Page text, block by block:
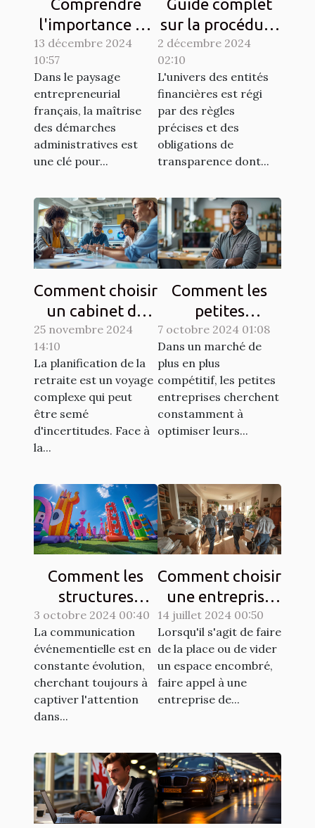
Comprendre
l'importance de
l'extrait RNE
entreprises
françaises
13 décembre 2024
10:57
Dans le paysage
entrepreneurial
français, la maîtrise
des démarches
administratives est
une clé pour...
Guide complet
sur la procédure
d'obtention d'un
numéro LEI pour
entités
financières
2 décembre 2024
02:10
L'univers des entités
financières est régi
par des règles
précises et des
obligations de
transparence dont...
Comment choisir
un cabinet de
conseil en
retraite adapté à
vos besoins
25 novembre 2024
14:10
La planification de la
retraite est un voyage
complexe qui peut
être semé
d'incertitudes. Face à
la...
Comment les
petites
entreprises
peuvent tripler
leurs prospects
grâce à
l'automatisation
7 octobre 2024 01:08
Dans un marché de
plus en plus
compétitif, les petites
entreprises cherchent
constamment à
optimiser leurs...
Comment les
structures
gonflables
révolutionnent
la
communication
événementielle
3 octobre 2024 00:40
La communication
événementielle est en
constante évolution,
cherchant toujours à
captiver l'attention
dans...
Comment choisir
une entreprise
de débarras pour
différents
besoins
14 juillet 2024 00:50
Lorsqu'il s'agit de faire
de la place ou de vider
un espace encombré,
faire appel à une
entreprise de...